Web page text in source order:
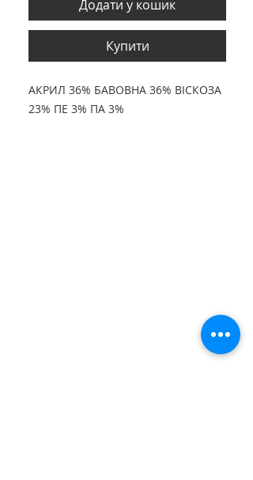
Додати у кошик
Купити
АКРИЛ 36% БАВОВНА 36% ВІСКОЗА
23% ПЕ 3% ПА 3%